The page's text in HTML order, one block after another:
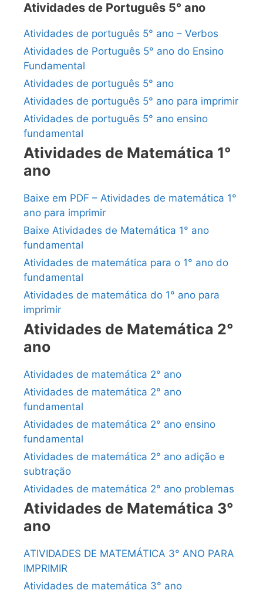
Atividades de Português 5° ano
Atividades de português 5° ano – Verbos
Atividades de Português 5° ano do Ensino
Fundamental
Atividades de português 5° ano
Atividades de português 5° ano para imprimir
Atividades de português 5° ano ensino
fundamental
Atividades de Matemática 1°
ano
Baixe em PDF – Atividades de matemática 1°
ano para imprimir
Baixe Atividades de Matemática 1° ano
fundamental
Atividades de matemática para o 1° ano do
fundamental
Atividades de matemática do 1° ano para
imprimir
Atividades de Matemática 2°
ano
Atividades de matemática 2° ano
Atividades de matemática 2° ano
fundamental
Atividades de matemática 2° ano ensino
fundamental
Atividades de matemática 2° ano adição e
subtração
Atividades de matemática 2° ano problemas
Atividades de Matemática 3°
ano
ATIVIDADES DE MATEMÁTICA 3° ANO PARA
IMPRIMIR
Atividades de matemática 3° ano